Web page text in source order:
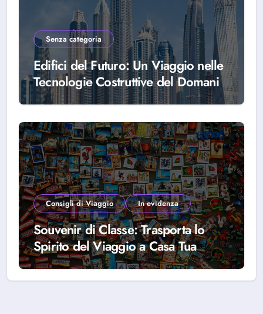
Senza categoria
Edifici del Futuro: Un Viaggio nelle
Tecnologie Costruttive del Domani
Consigli di Viaggio In evidenza
Souvenir di Classe: Trasporta lo
Spirito del Viaggio a Casa Tua